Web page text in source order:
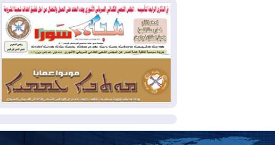
2026-08-01
تقرير: الولايات المتحدة تسحب
منظومة باتريوت الدفاعية من أربيل
2026-08-01
النفط: اتفاقية ثلاثية لاستئناف
التصدير عبر جيهان بطاقة 750 ألف برميل
يومياً
المزيد